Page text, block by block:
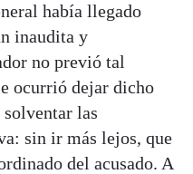
había llegado
inaudita y
no previó tal
ocurrió dejar dicho
solventar las
sin ir más lejos, que
del acusado. A